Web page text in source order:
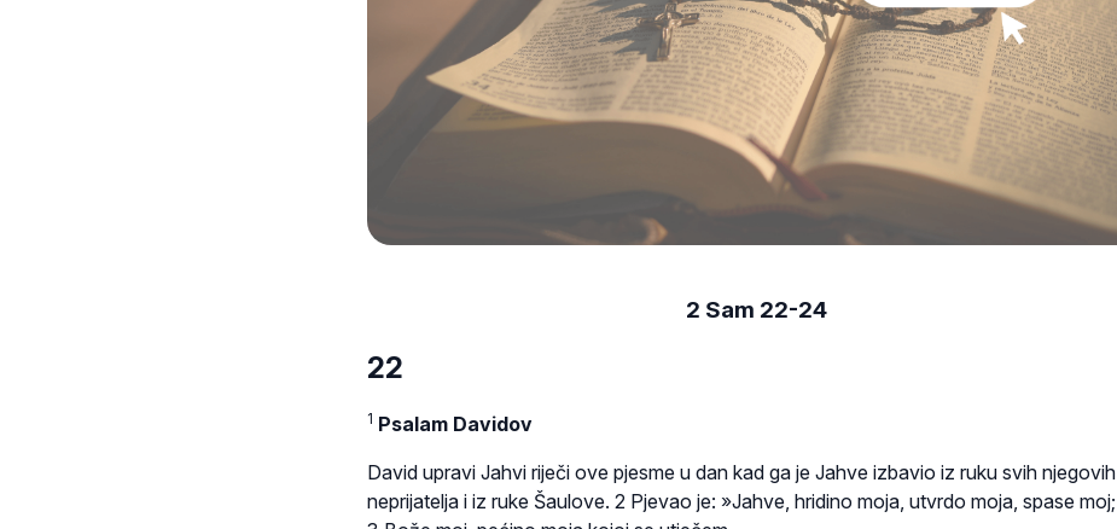
2 Sam 22-24
22
1 Psalam Davidov
David upravi Jahvi riječi ove pjesme u dan kad ga je Jahve izbavio iz ruku svih njegovih
neprijatelja i iz ruke Šaulove. 2 Pjevao je: »Jahve, hridino moja, utvrdo moja, spase moj;